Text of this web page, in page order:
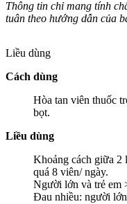
Thông tin chỉ mang tính
tuân theo hướng dẫn của
Liều dùng
Cách dùng
Hòa tan viên thuốc
bọt.
Liều dùng
Khoảng cách giữa 2
quá 8 viên/ ngày.
Người lớn và trẻ em
Đau nhiều: người